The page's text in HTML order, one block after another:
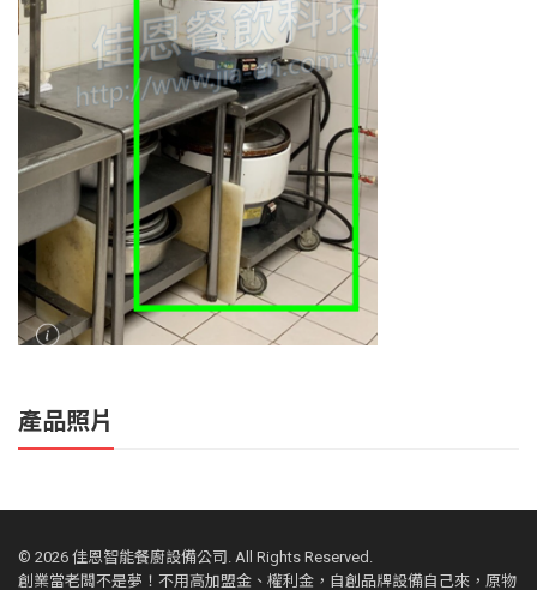
產品照片
© 2026 佳恩智能餐廚設備公司. All Rights Reserved.
創業當老闆不是夢！不用高加盟金、權利金，自創品牌設備自己來，原物